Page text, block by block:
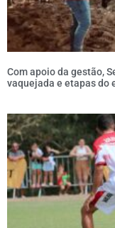
Com apoio da gestão,
vaquejada e etapas do